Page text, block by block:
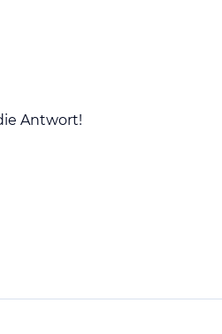
Antwort!